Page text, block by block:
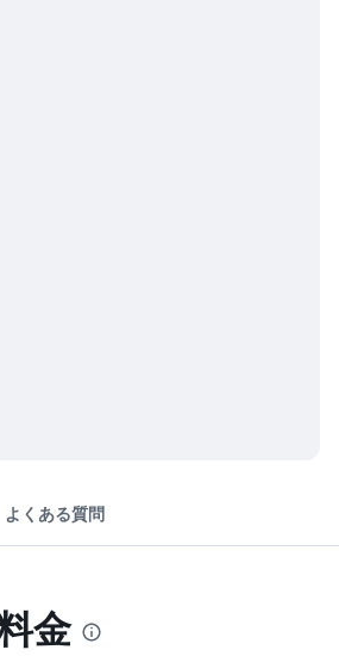
よくある質問
金